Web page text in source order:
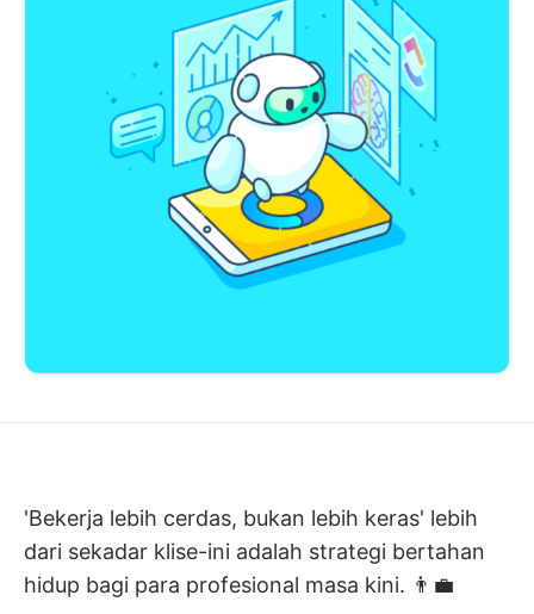
'Bekerja lebih cerdas, bukan lebih keras' lebih
dari sekadar klise-ini adalah strategi bertahan
hidup bagi para profesional masa kini. 👨‍💼